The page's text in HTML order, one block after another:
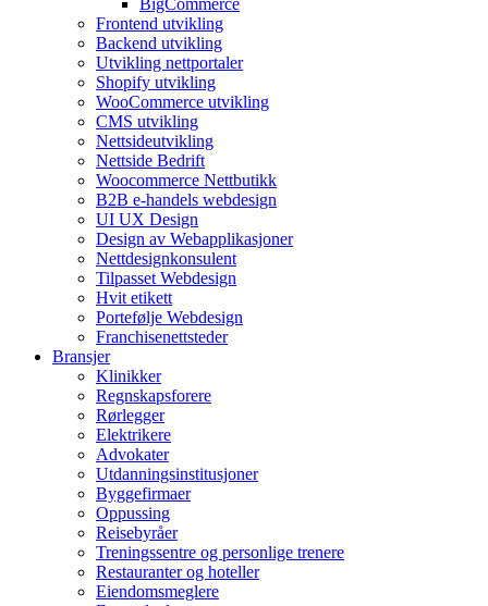
BigCommerce
Frontend utvikling
Backend utvikling
Utvikling nettportaler
Shopify utvikling
WooCommerce utvikling
CMS utvikling
Nettsideutvikling
Nettside Bedrift
Woocommerce Nettbutikk
B2B e-handels webdesign
UI UX Design
Design av Webapplikasjoner
Nettdesignkonsulent
Tilpasset Webdesign
Hvit etikett
Portefølje Webdesign
Franchisenettsteder
Bransjer
Klinikker
Regnskapsforere
Rørlegger
Elektrikere
Advokater
Utdanningsinstitusjoner
Byggefirmaer
Oppussing
Reisebyråer
Treningssentre og personlige trenere
Restauranter og hoteller
Eiendomsmeglere